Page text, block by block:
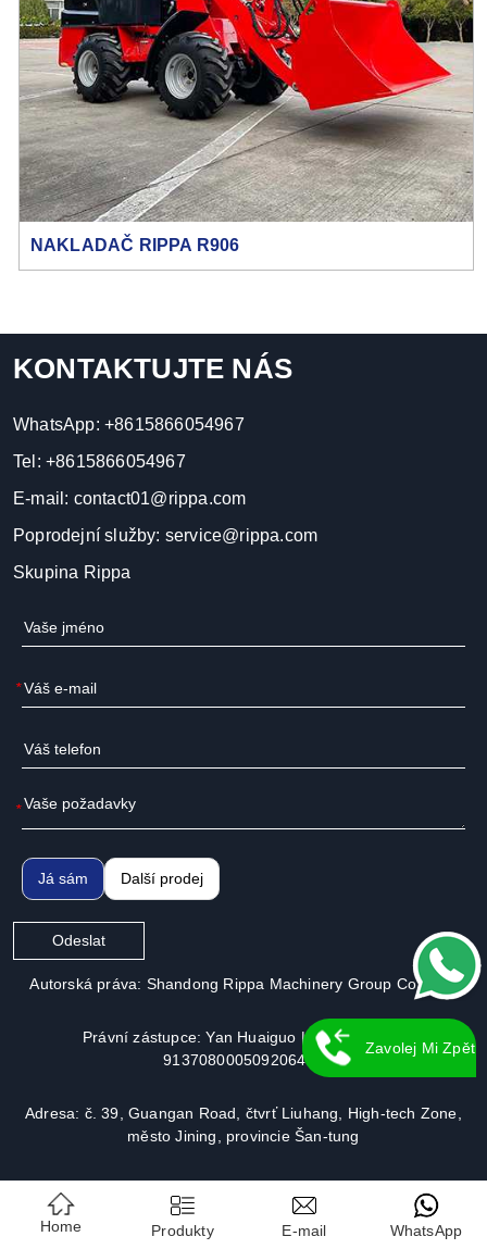
NAKLADAČ RIPPA R906
KONTAKTUJTE NÁS
WhatsApp: +8615866054967
Tel: +8615866054967
E-mail: contact01@rippa.com
Poprodejní služby: service@rippa.com
Skupina Rippa
*
*
Já sám Další prodej
Odeslat
Autorská práva: Shandong Rippa Machinery Group Co., Ltd.
Právní zástupce: Yan Huaiguo | Číslo licence:
913708000509206491
Adresa: č. 39, Guangan Road, čtvrť Liuhang, High-tech Zone,
město Jining, provincie Šan-tung
Home Produkty E-mail WhatsApp
Zavolej Mi Zpět